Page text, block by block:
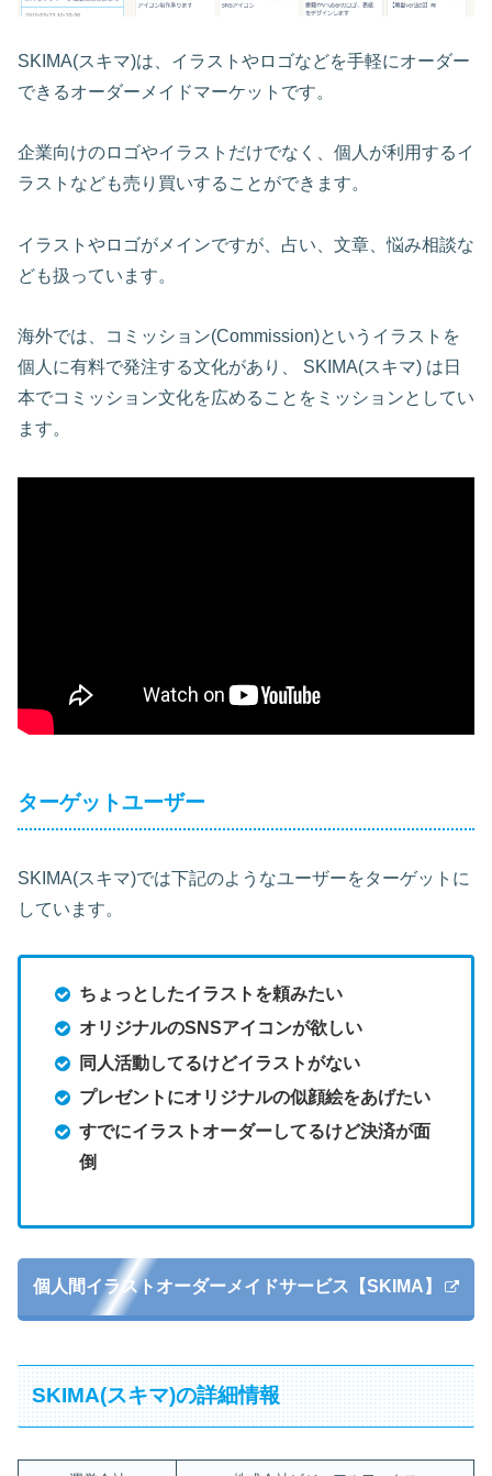
SKIMA(スキマ)は、イラストやロゴなどを手軽にオーダー
できるオーダーメイドマーケットです。
企業向けのロゴやイラストだけでなく、個人が利用するイ
ラストなども売り買いすることができます。
イラストやロゴがメインですが、占い、文章、悩み相談な
ども扱っています。
海外では、コミッション(Commission)というイラストを
個人に有料で発注する文化があり、 SKIMA(スキマ) は日
本でコミッション文化を広めることをミッションとしてい
ます。
ターゲットユーザー
SKIMA(スキマ)では下記のようなユーザーをターゲットに
しています。
ちょっとしたイラストを頼みたい
オリジナルのSNSアイコンが欲しい
同人活動してるけどイラストがない
プレゼントにオリジナルの似顔絵をあげたい
すでにイラストオーダーしてるけど決済が面
倒
個人間イラストオーダーメイドサービス【SKIMA】
SKIMA(スキマ)の詳細情報